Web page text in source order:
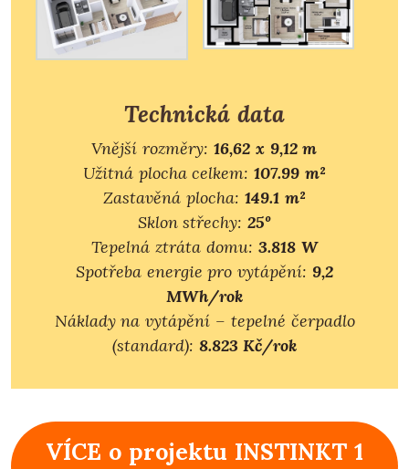
Technická data
Vnější rozměry:16,62 x 9,12 m
Užitná plocha celkem:107.99 m²
Zastavěná plocha: 149.1 m²
Sklon střechy:25º
Tepelná ztráta domu: 3.818 W
Spotřeba energie pro vytápění: 9,2
MWh/rok
Náklady na vytápění – tepelné čerpadlo
(standard): 8.823 Kč/rok
VÍCE o projektu INSTINKT 1